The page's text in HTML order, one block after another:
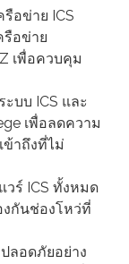
รือข่าย ICS
รือข่าย
เพื่อควบคุม
ะบบ ICS และ
เพื่อลดความ
ข้าถึงที่ไม่
วร์ ICS ทั้งหมด
งกันช่องโหว่ที่
ลอดภัยอย่าง